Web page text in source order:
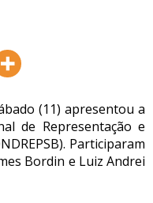
(11) apresentou a
de Representação e
Participaram
Bordin e Luiz Andrei